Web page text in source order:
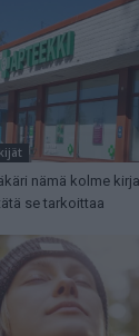
nämä kolme
se tarkoittaa